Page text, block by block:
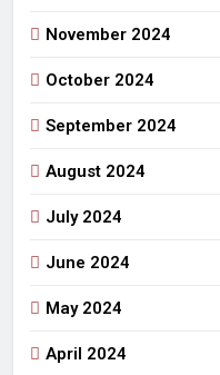
November 2024
October 2024
September 2024
August 2024
July 2024
June 2024
May 2024
April 2024